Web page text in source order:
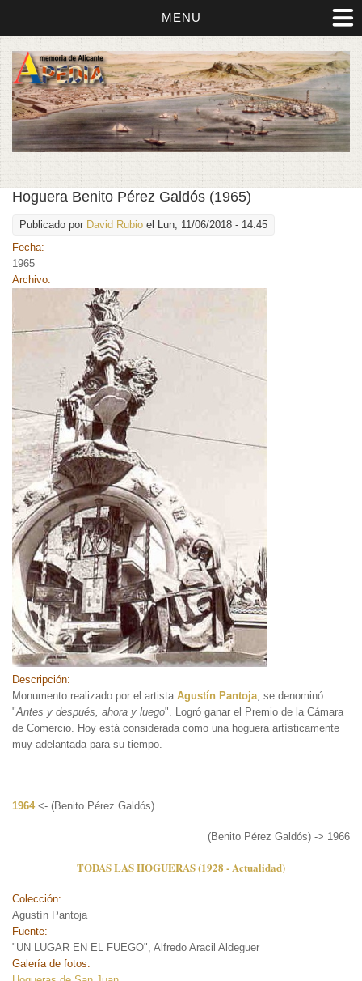
MENU
Hoguera Benito Pérez Galdós (1965)
Publicado por David Rubio el Lun, 11/06/2018 - 14:45
Fecha:
1965
Archivo:
Descripción:
Monumento realizado por el artista Agustín Pantoja , se denominó
"Antes y después, ahora y luego". Logró ganar el Premio de la Cámara
de Comercio. Hoy está considerada como una hoguera artísticamente
muy adelantada para su tiempo.
1964 <- (Benito Pérez Galdós)
(Benito Pérez Galdós) -> 1966
TODAS LAS HOGUERAS (1928 - Actualidad)
Colección:
Agustín Pantoja
Fuente:
"UN LUGAR EN EL FUEGO", Alfredo Aracil Aldeguer
Galería de fotos: